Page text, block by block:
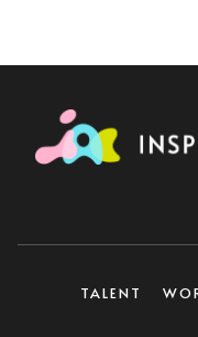
TALENT